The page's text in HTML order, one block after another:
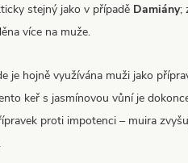
stejný jako v případě Damiány;
více na muže.
je hojně využívána muži jako
keř s jasmínovou vůní je
proti impotenci – muira